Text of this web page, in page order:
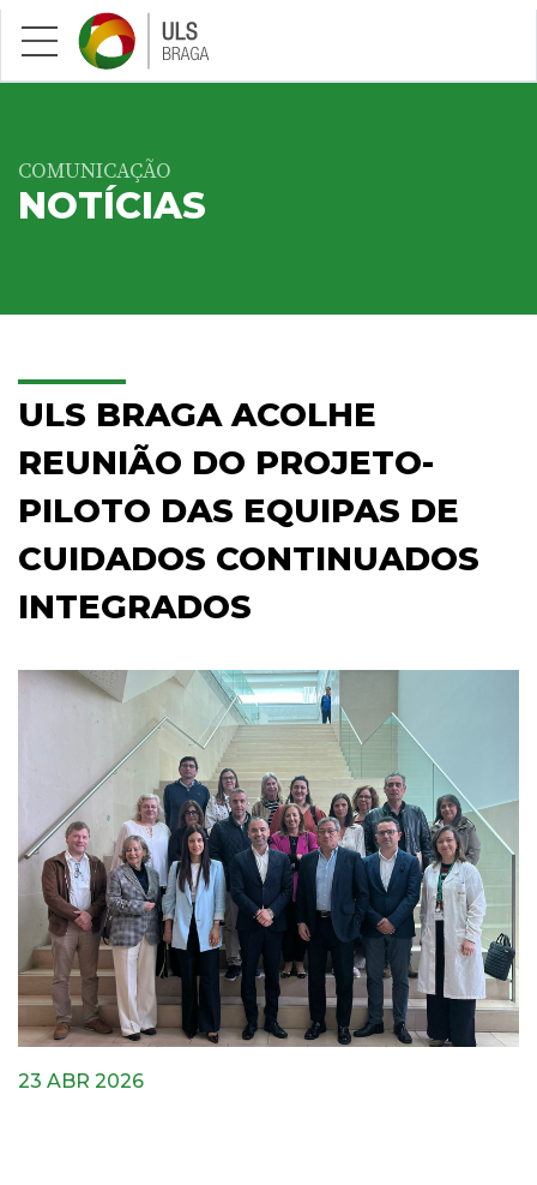
Saltar para conteúdo principal
COMUNICAÇÃO
NOTÍCIAS
ULS BRAGA ACOLHE
REUNIÃO DO PROJETO-
PILOTO DAS EQUIPAS DE
CUIDADOS CONTINUADOS
INTEGRADOS
23 ABR 2026